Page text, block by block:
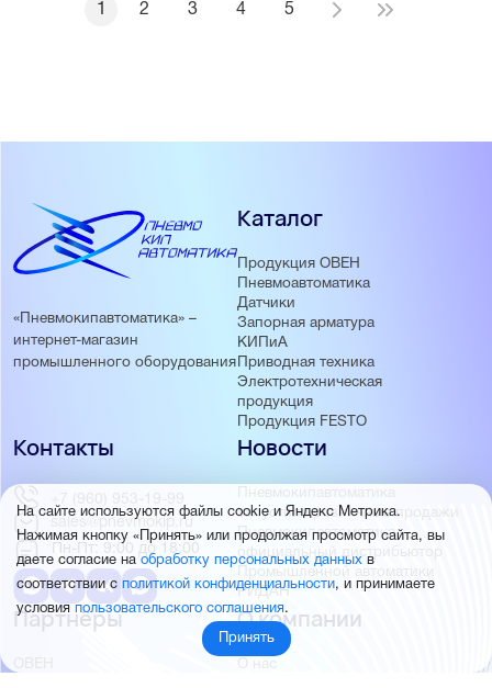
1 2 3 4 5
«Пневмокипавтоматика» –
интернет-магазин
промышленного оборудования
Каталог
Продукция ОВЕН
Пневмоавтоматика
Датчики
Запорная арматура
КИПиА
Приводная техника
Электротехническая
продукция
Продукция FESTO
Новости
Пневмокипавтоматика
запустила розничные продажи
Пневмокипавтоматика –
официальный дистрибьютор
Промышленной автоматики
РИДАН
Партнёры
ОВЕН
О компании
О нас
Контакты
+7 (960) 953-19-99
sales@pnevmokip.ru
Пн-Пт: 9:00 до 18:00
На сайте используются файлы cookie и Яндекс Метрика.
Нажимая кнопку «Принять» или продолжая просмотр сайта, вы
даете согласие наобработку персональных данных в
соответствии с политикой конфиденциальности, и принимаете
условия пользовательского соглашения.
Принять